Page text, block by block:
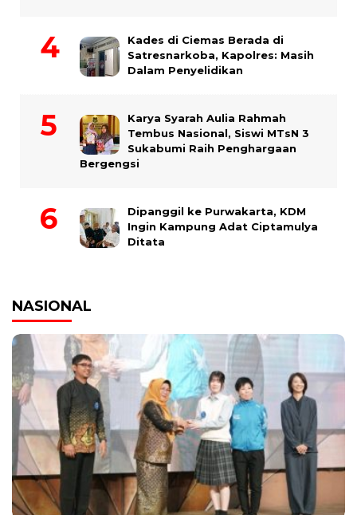
Kades di Ciemas Berada di
Satresnarkoba, Kapolres: Masih
Dalam Penyelidikan
Karya Syarah Aulia Rahmah
Tembus Nasional, Siswi MTsN 3
Sukabumi Raih Penghargaan
Bergengsi
Dipanggil ke Purwakarta, KDM
Ingin Kampung Adat Ciptamulya
Ditata
NASIONAL